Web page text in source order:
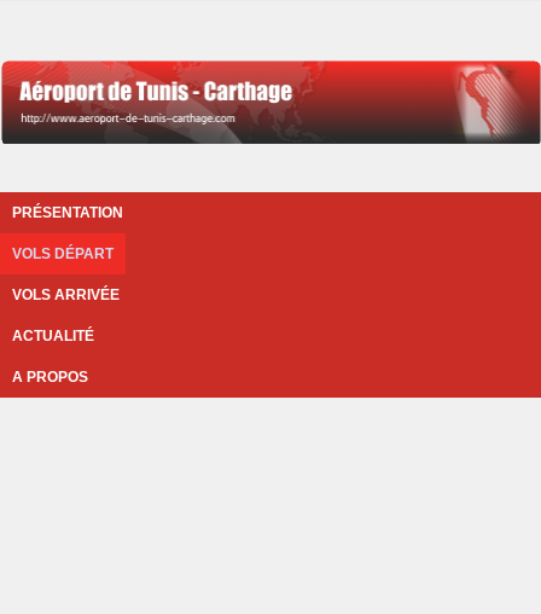
PRÉSENTATION
VOLS DÉPART
VOLS ARRIVÉE
ACTUALITÉ
A PROPOS